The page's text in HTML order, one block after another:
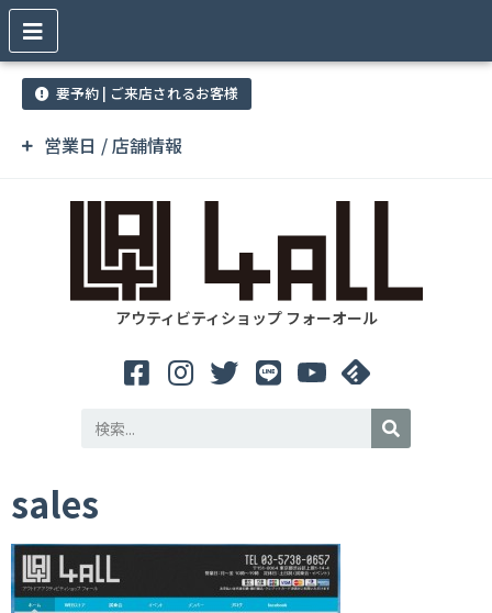
営業日 / 店舗情報
要予約 | ご来店されるお客様
アウティビティショップ フォーオール
sales